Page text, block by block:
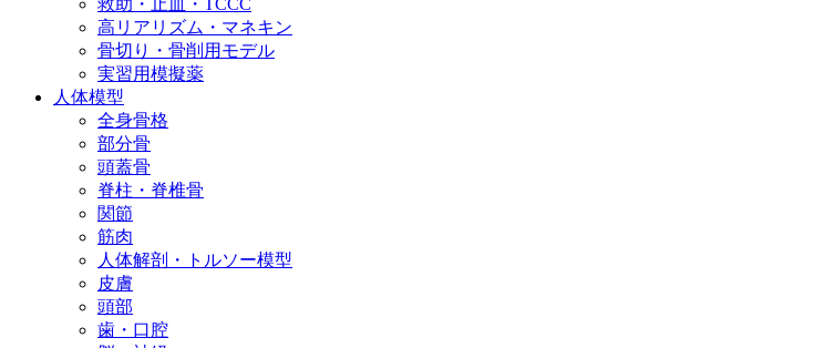
救助・止血・TCCC
高リアリズム・マネキン
骨切り・骨削用モデル
実習用模擬薬
人体模型
全身骨格
部分骨
頭蓋骨
脊柱・脊椎骨
関節
筋肉
人体解剖・トルソー模型
皮膚
頭部
歯・口腔